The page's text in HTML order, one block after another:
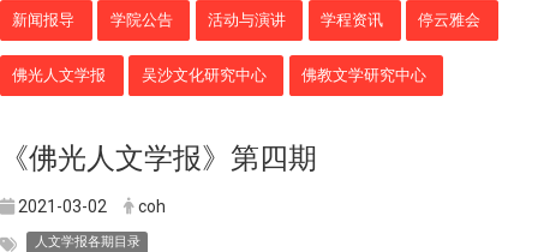
新闻报导 学院公告 活动与演讲 学程资讯 停云雅会
佛光人文学报 吴沙文化研究中心 佛教文学研究中心
《佛光人文学报》第四期
2021-03-02 coh
人文学报各期目录